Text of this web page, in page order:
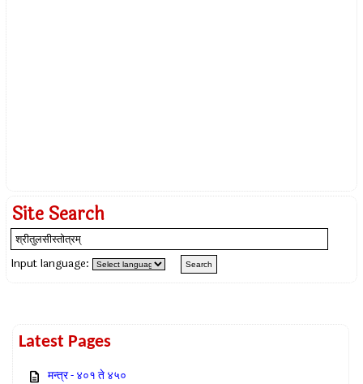
Site Search
Input language:
Latest Pages
मन्त्र - ४०१ ते ४५०